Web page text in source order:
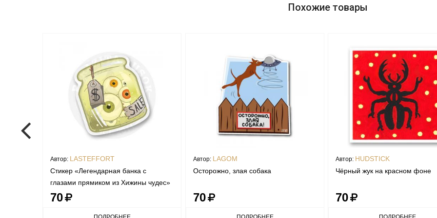
Похожие товары
Автор: LASTEFFORT
Стикер «Легендарная банка с
глазами прямиком из Хижины чудес»
70
Автор: LAGOM
Осторожно, злая собака
70
Автор: HUDSTICK
Чёрный жук на красном фоне
70